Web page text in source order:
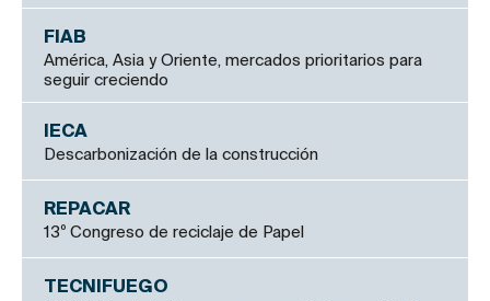
FIAB
América, Asia y Oriente, mercados prioritarios para
seguir creciendo
IECA
Descarbonización de la construcción
REPACAR
13º Congreso de reciclaje de Papel
TECNIFUEGO